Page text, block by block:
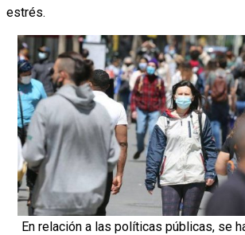
estrés.
En relación a las políticas públicas, se